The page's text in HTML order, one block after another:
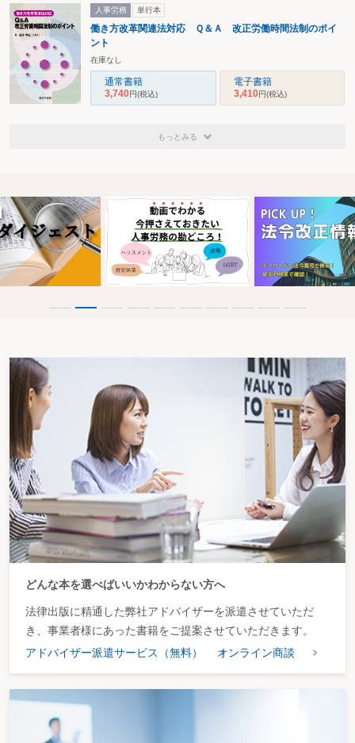
人事労務 単行本
働き方改革関連法対応 Ｑ＆Ａ 改正労働時間法制のポイ
ント
在庫なし
通常書籍
3,740円(税込)
電子書籍
3,410円(税込)
もっとみる
どんな本を選べばいいかわからない方へ
法律出版に精通した弊社アドバイザーを派遣させていただ
き、事業者様にあった書籍をご提案させていただきます。
アドバイザー派遣サービス（無料）
オンライン商談